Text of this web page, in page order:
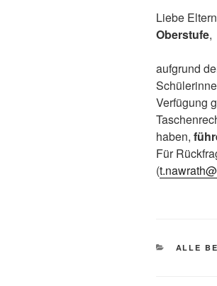
Liebe
Oberstufe,
aufgrund
Verfügung
haben,
Für
(
ALLE